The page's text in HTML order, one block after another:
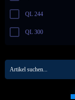
QL 244
QL 300